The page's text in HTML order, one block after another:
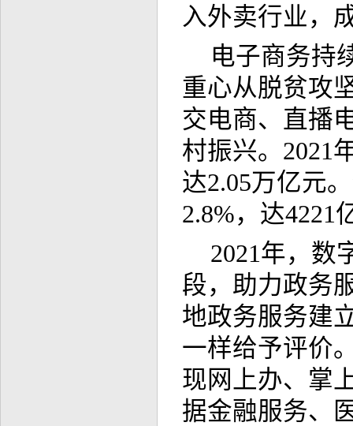
入外卖行业，
电子商务持
重心从脱贫攻
交电商、直播
村振兴。2021
达2.05万亿元
2.8%，达4221
2021年，数
段，助力政务
地政务服务建
一样给予评价
现网上办、掌
据金融服务、